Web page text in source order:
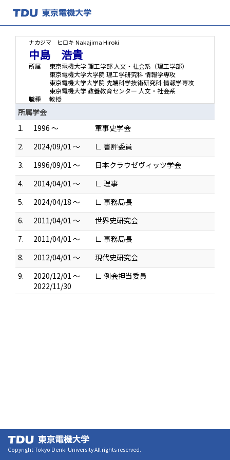
ナカジマ ヒロキ Nakajima Hiroki
中島 浩貴
所属
東京電機大学 理工学部 人文・社会系（理工学部）
東京電機大学大学院 理工学研究科 情報学専攻
東京電機大学大学院 先端科学技術研究科 情報学専攻
東京電機大学 教養教育センター 人文・社会系
職種
教授
所属学会
1.
1996 ～
軍事史学会
2.
2024/09/01 ～
∟ 書評委員
3.
1996/09/01 ～
日本クラウゼヴィッツ学会
4.
2014/04/01 ～
∟ 理事
5.
2024/04/18 ～
∟ 事務局長
6.
2011/04/01 ～
世界史研究会
7.
2011/04/01 ～
∟ 事務局長
8.
2012/04/01 ～
現代史研究会
9.
2020/12/01 ～
2022/11/30
∟ 例会担当委員
Copyright Tokyo Denki University All rights reserved.